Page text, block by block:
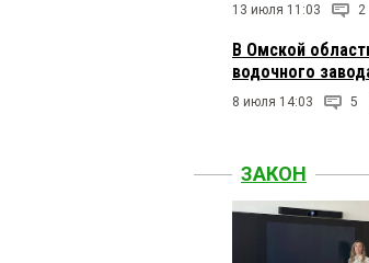
13 июля 11:03 2
В Омской
водочного
8 июля 14:03 5
ЗАКОН